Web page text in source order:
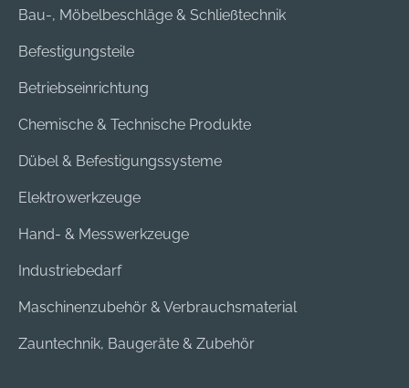
Bau-, Möbelbeschläge & Schließtechnik
Befestigungsteile
Betriebseinrichtung
Chemische & Technische Produkte
Dübel & Befestigungssysteme
Elektrowerkzeuge
Hand- & Messwerkzeuge
Industriebedarf
Maschinenzubehör & Verbrauchsmaterial
Zauntechnik, Baugeräte & Zubehör